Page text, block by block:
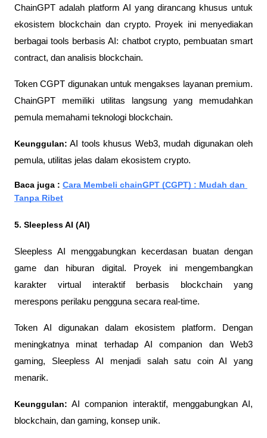
ChainGPT adalah platform AI yang dirancang khusus untuk
ekosistem blockchain dan crypto. Proyek ini menyediakan
berbagai tools berbasis AI: chatbot crypto, pembuatan smart
contract, dan analisis blockchain.
Token CGPT digunakan untuk mengakses layanan premium.
ChainGPT memiliki utilitas langsung yang memudahkan
pemula memahami teknologi blockchain.
Keunggulan: AI tools khusus Web3, mudah digunakan oleh
pemula, utilitas jelas dalam ekosistem crypto.
Baca juga : Cara Membeli chainGPT (CGPT) : Mudah dan
Tanpa Ribet
5. Sleepless AI (AI)
Sleepless AI menggabungkan kecerdasan buatan dengan
game dan hiburan digital. Proyek ini mengembangkan
karakter virtual interaktif berbasis blockchain yang
merespons perilaku pengguna secara real-time.
Token AI digunakan dalam ekosistem platform. Dengan
meningkatnya minat terhadap AI companion dan Web3
gaming, Sleepless AI menjadi salah satu coin AI yang
menarik.
Keunggulan: AI companion interaktif, menggabungkan AI,
blockchain, dan gaming, konsep unik.